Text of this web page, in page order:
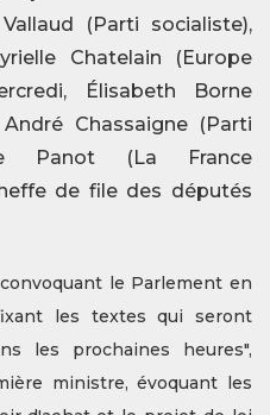
(Parti socialiste),
Chatelain (Europe
Élisabeth Borne
Chassaigne (Parti
Panot (La France
de file des députés
le Parlement en
les textes qui seront
les prochaines heures",
ministre, évoquant les